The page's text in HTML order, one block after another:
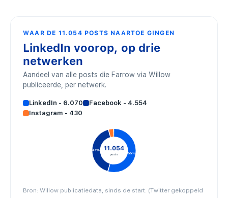
WAAR DE 11.054 POSTS NAARTOE GINGEN
LinkedIn voorop, op drie
netwerken
Aandeel van alle posts die Farrow via Willow
publiceerde, per netwerk.
LinkedIn - 6.070
Facebook - 4.554
Instagram - 430
55%
41% 11.054
posts
Bron: Willow publicatiedata, sinds de start. (Twitter gekoppeld